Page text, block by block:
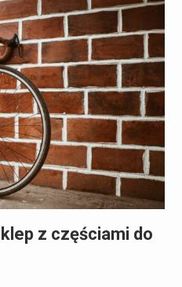
z częściami do